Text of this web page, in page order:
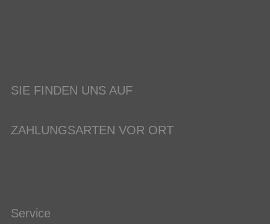
SIE FINDEN UNS AUF
ZAHLUNGSARTEN VOR ORT
Service